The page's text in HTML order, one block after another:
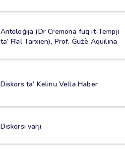
Antoloġija (Dr Cremona fuq it-Tempji
ta’ Ħal Tarxien), Prof. Ġużè Aquilina
Diskors ta’ Kelinu Vella Haber
Diskorsi varji